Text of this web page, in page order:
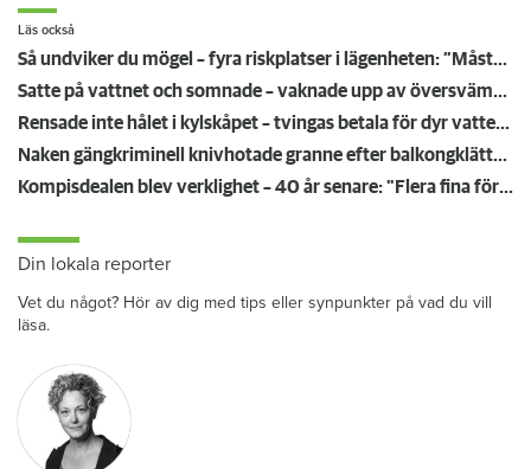
Läs också
Satte på vattnet och somnade – vaknade upp av översvämning hos grannen
Naken gängkriminell knivhotade granne efter balkongklättring
Din lokala reporter
Vet du något? Hör av dig med tips eller synpunkter på vad du vill